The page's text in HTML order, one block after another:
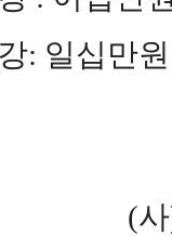
강: 일십만원
사